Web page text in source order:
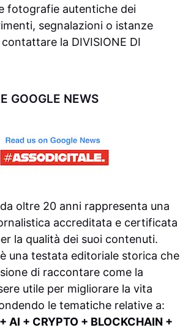
fotografie autentiche dei
segnalazioni o istanze
la DIVISIONE DI
GOOGLE NEWS
da oltre 20 anni rappresenta una
accreditata e certificata
la qualità dei suoi contenuti.
è una testata editoriale storica che
di raccontare come la
utile per migliorare la vita
le tematiche relative a:
AI + CRYPTO + BLOCKCHAIN +